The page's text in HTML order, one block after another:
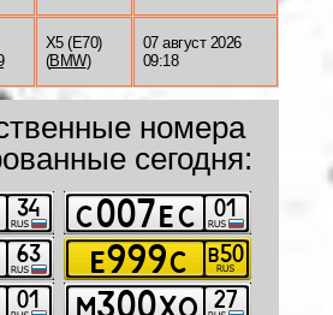
X5 (E70)
(BMW)
07 август 2026
09:18
номера
сегодня: